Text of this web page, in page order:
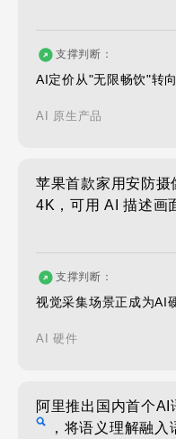
支撑判断：
AI定价从"无限畅饮"转
AI 原生产品
苹果首款家用安防摄
4K，可用 AI 描述画
支撑判断：
视觉采集场景正成为AI
AI 硬件
阿里推出国内首个AI
，将语义理解融入